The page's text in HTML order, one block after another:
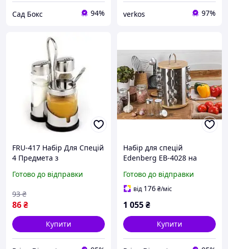
Сад Бокс 94% verkos 97%
FRU-417 Набір Для Спецій
4 Предмета з
для кухні та столу
Готово до відправки
86₴
93 ₴
Купити
Набір для спецій
Edenberg EB-4028 на
пр, підставка для
приправ 16 баночок по
Готово до відправки
від 176₴/міс
1 055₴
Купити